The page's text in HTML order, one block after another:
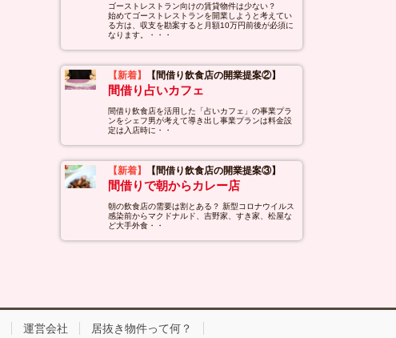
ゴーストレストラン向けの賃貸物件は少ない？
始めてゴーストレストランを開業しようと考えてい
る方は、収支を勘案すると月額10万円前後が必須に
なります。・・・
【新着】 【間借り飲食店の開業提案②】
間借り占いカフェ
間借り飲食店を活用した「占いカフェ」の事業プラ
ンをシェフ男が考えて導き出し事業プランは料金設
定は入店時に・・
【新着】 【間借り飲食店の開業提案③】
間借りで朝からカレー店
朝の飲食店の需要は割とある？ 新型コロナウイルス
感染前からマクドナルド、吉野家、すき家、松屋な
ど大手外食・・
運営会社 居抜き物件って何？